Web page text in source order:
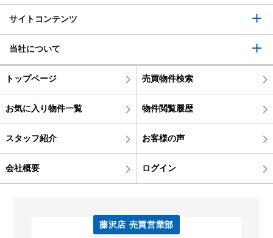
サイトコンテンツ
当社について
トップページ 売買物件検索
お気に入り物件一覧 物件閲覧履歴
スタッフ紹介 お客様の声
会社概要 ログイン
藤沢店 売買営業部